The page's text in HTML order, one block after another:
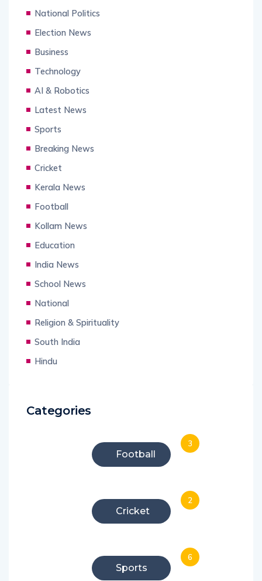
National Politics
Election News
Business
Technology
AI & Robotics
Latest News
Sports
Breaking News
Cricket
Kerala News
Football
Kollam News
Education
India News
School News
National
Religion & Spirituality
South India
Hindu
Categories
Football
3
Cricket
2
Sports
6